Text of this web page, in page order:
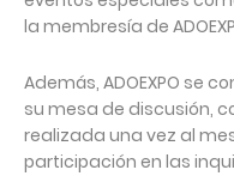
la membresía de
Además, ADOEXPO se
su mesa de discusión,
realizada una vez al
participación en las